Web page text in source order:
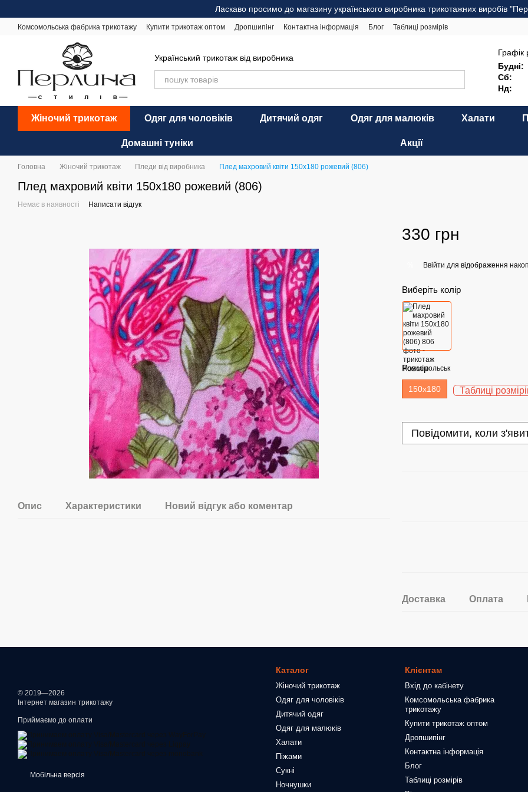
Ласкаво просимо до магазину українського виробника трикотажних виробів
Комсомольська фабрика трикотажу Купити трикотаж оптом Дропшипінг Контактна інформація Блог
Таблиці розмірів
Український трикотаж від виробника
Графік
Будні:
Сб:
Нд:
Жіночий трикотаж Одяг для чоловіків Дитячий одяг Одяг для малюків Халати
Домашні туніки Акції
Головна Жіночий трикотаж Пледи від виробника Плед махровий квіти 150х180 рожевий (806)
Плед махровий квіти 150х180 рожевий (806)
Немає в наявності Написати відгук
Опис Характеристики Новий відгук або коментар
330 грн
Ввійти для відображення
Виберіть колір
Розмір
150х180 Таблиці
Повідомити, коли
Доставка Оплата
© 2019—2026
Інтернет магазин трикотажу
Приймаємо до оплати
Мобільна версія
Каталог
Жіночий трикотаж
Одяг для чоловіків
Дитячий одяг
Одяг для малюків
Халати
Піжами
Сукні
Ночнушки
Клієнтам
Вхід до кабінету
Комсомольська фабрика
трикотажу
Купити трикотаж оптом
Дропшипінг
Контактна інформація
Блог
Таблиці розмірів